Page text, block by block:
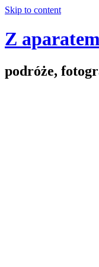
Skip to content
Z
podróże,